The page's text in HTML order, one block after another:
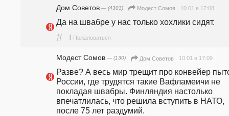
Дом Советов — (4303) Модест Сомов 10.01 в 17:08
Да на швабре у нас только хохлики сидят.
# ! Пожаловаться
Модест Сомов — (130) Дом Советов 10.01 в 17:09
Разве? А весь мир трещит про конвейер
России, где трудятся такие Вафламеичи не
покладая швабры. Финляндия настолько
впечатлилась, что решила вступить в НАТО,
после 75 лет раздумий.